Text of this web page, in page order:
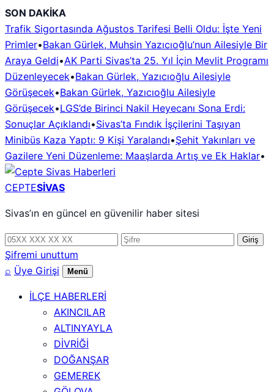
İçeriğe
geç
SON DAKİKA
Trafik Sigortasında Ağustos Tarifesi Belli Oldu: İşte Yeni
Primler•Bakan Gürlek, Muhsin Yazıcıoğlu’nun Ailesiyle Bir
Araya Geldi•AK Parti Sivas’ta 25. Yıl İçin Mevlit Programı
Düzenleyecek•Bakan Gürlek, Yazıcıoğlu Ailesiyle
Görüşecek•Bakan Gürlek, Yazıcıoğlu Ailesiyle
Görüşecek•LGS’de Birinci Nakil Heyecanı Sona Erdi:
Sonuçlar Açıklandı•Sivas’ta Fındık İşçilerini Taşıyan
Minibüs Kaza Yaptı: 9 Kişi Yaralandı•Şehit Yakınları ve
Gazilere Yeni Düzenleme: Maaşlarda Artış ve Ek Haklar•
CEPTESİVAS
Sivas’ın en güncel en güvenilir haber sitesi
Telefon
numarası
Şifre Giriş
Şifremi unuttum
⌕ Üye Girişi Menü
İLÇE HABERLERİ
AKINCILAR
ALTINYAYLA
DİVRİĞİ
DOĞANŞAR
GEMEREK